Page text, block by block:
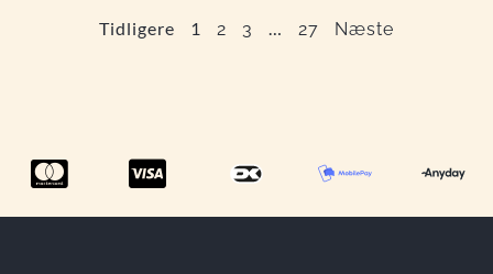
Tidligere 1 2 3 … 27 Næste